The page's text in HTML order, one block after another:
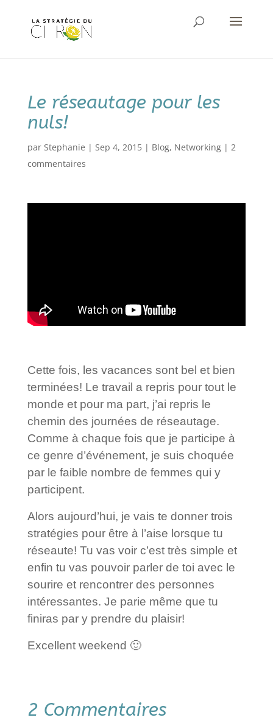
Le réseautage pour les
nuls!
par Stephanie | Sep 4, 2015| Blog, Networking| 2
commentaires
Cette fois, les vacances sont bel et bien
terminées! Le travail a repris pour tout le
monde et pour ma part, j’ai repris le
chemin des journées de réseautage.
Comme à chaque fois que je participe à
ce genre d’événement, je suis choquée
par le faible nombre de femmes qui y
participent.
Alors aujourd’hui, je vais te donner trois
stratégies pour être à l’aise lorsque tu
réseaute! Tu vas voir c’est très simple et
enfin tu vas pouvoir parler de toi avec le
sourire et rencontrer des personnes
intéressantes. Je parie même que tu
finiras par y prendre du plaisir!
Excellent weekend 🙂
2 Commentaires